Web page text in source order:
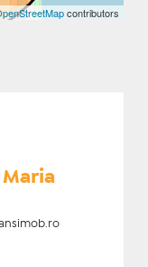
contributors